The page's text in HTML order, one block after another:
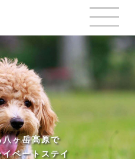
八ヶ岳高原で
ベートステイ